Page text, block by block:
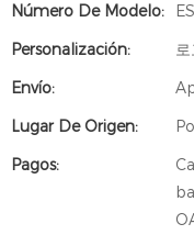
Número De Modelo:
Personalización:
Envío:
Lugar De Origen:
Pagos: